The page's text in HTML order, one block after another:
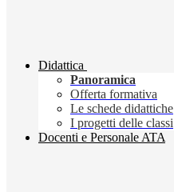
Didattica
Panoramica
Offerta formativa
Le schede didattiche
I progetti delle classi
Docenti e Personale ATA